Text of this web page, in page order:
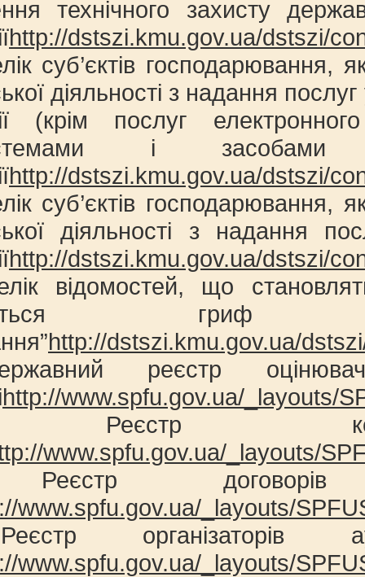
технічного захисту
http://dstszi.kmu.gov.ua/dstszi/
суб’єктів господарювання,
діяльності з надання
(крім послуг
і засобами
http://dstszi.kmu.gov.ua/dstszi/
суб’єктів господарювання,
діяльності з надання
http://dstszi.kmu.gov.ua/dstszi/
відомостей, що
гриф
http://dstszi.kmu.gov.ua/
реєстр
http://www.spfu.gov.ua/_layouts/
Реєстр
www.spfu.gov.ua/_layouts/
www.spfu.gov.ua/_layouts/
організаторів
www.spfu.gov.ua/_layouts/